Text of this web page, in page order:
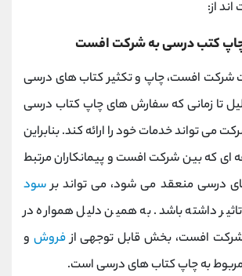
اند از:
چاپ کتب درسی به شرکت افست
شرکت افست، چاپ و تکثیر کتاب های درسی
تا زمانی که سفارش های چاپ کتاب درسی
می تواند خدمات خود را ارائه کند. بنابراین
ای که بین شرکت افست و پیمانکاران مرتبط
درسی منعقد می شود، می تواند برسود
داشته باشد. به همین دلیل همواره در
افست، بخش قابل توجهی ازفروش و
به چاپ کتاب های درسی است.